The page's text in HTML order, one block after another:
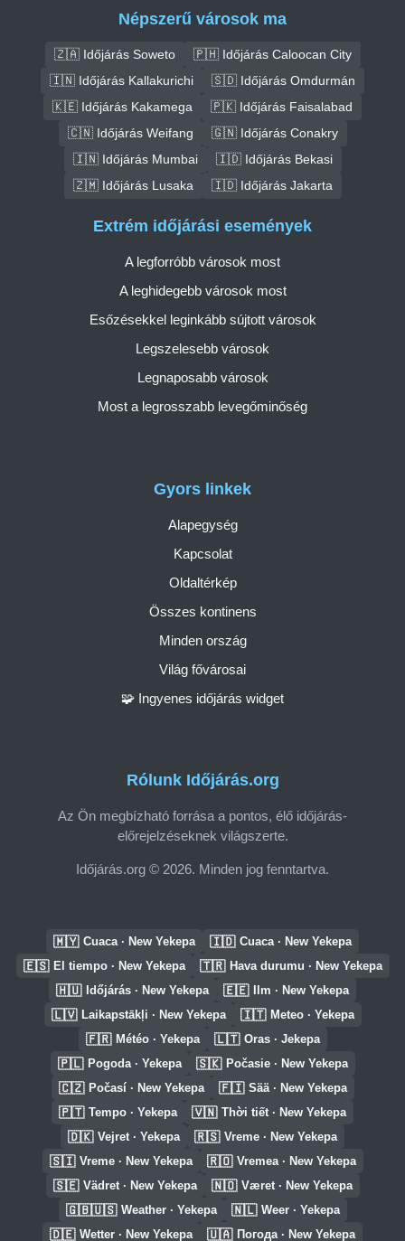
Népszerű városok ma
🇿🇦 Időjárás Soweto
🇵🇭 Időjárás Caloocan City
🇮🇳 Időjárás Kallakurichi
🇸🇩 Időjárás Omdurmán
🇰🇪 Időjárás Kakamega
🇵🇰 Időjárás Faisalabad
🇨🇳 Időjárás Weifang
🇬🇳 Időjárás Conakry
🇮🇳 Időjárás Mumbai
🇮🇩 Időjárás Bekasi
🇿🇲 Időjárás Lusaka
🇮🇩 Időjárás Jakarta
Rólunk Időjárás.org
Az Ön megbízható forrása a pontos, élő időjárás-
előrejelzéseknek világszerte.
Időjárás.org © 2026. Minden jog fenntartva.
Gyors linkek
Alapegység
Kapcsolat
Oldaltérkép
Összes kontinens
Minden ország
Világ fővárosai
🧩 Ingyenes időjárás widget
Extrém időjárási események
A legforróbb városok most
A leghidegebb városok most
Esőzésekkel leginkább sújtott városok
Legszelesebb városok
Legnaposabb városok
Most a legrosszabb levegőminőség
🇲🇾 Cuaca · New Yekepa 🇮🇩 Cuaca · New Yekepa
🇪🇸 El tiempo · New Yekepa 🇹🇷 Hava durumu · New Yekepa
🇭🇺 Időjárás · New Yekepa 🇪🇪 Ilm · New Yekepa
🇱🇻 Laikapstākļi · New Yekepa 🇮🇹 Meteo · Yekepa
🇫🇷 Météo · Yekepa 🇱🇹 Oras · Jekepa
🇵🇱 Pogoda · Yekepa 🇸🇰 Počasie · New Yekepa
🇨🇿 Počasí · New Yekepa 🇫🇮 Sää · New Yekepa
🇵🇹 Tempo · Yekepa 🇻🇳 Thời tiết · New Yekepa
🇩🇰 Vejret · Yekepa 🇷🇸 Vreme · New Yekepa
🇸🇮 Vreme · New Yekepa 🇷🇴 Vremea · New Yekepa
🇸🇪 Vädret · New Yekepa 🇳🇴 Været · New Yekepa
🇬🇧🇺🇸 Weather · Yekepa 🇳🇱 Weer · Yekepa
🇩🇪 Wetter · New Yekepa 🇺🇦 Погода · New Yekepa